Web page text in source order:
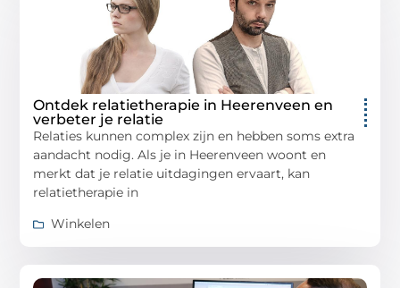
Ontdek relatietherapie in Heerenveen en
verbeter je relatie
Relaties kunnen complex zijn en hebben soms extra
aandacht nodig. Als je in Heerenveen woont en
merkt dat je relatie uitdagingen ervaart, kan
relatietherapie in
Winkelen